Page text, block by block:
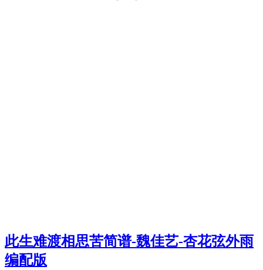
此生难渡相思苦简谱-魏佳艺-杏花弦外雨
编配版